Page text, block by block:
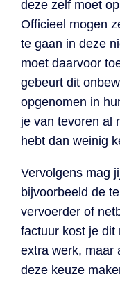
deze zelf moet
Officieel mogen
te gaan in deze
moet daarvoor
gebeurt dit
opgenomen in
je van tevoren al
hebt dan weinig
Vervolgens mag
bijvoorbeeld de
vervoerder of
factuur kost je dit
extra werk, maar
deze keuze